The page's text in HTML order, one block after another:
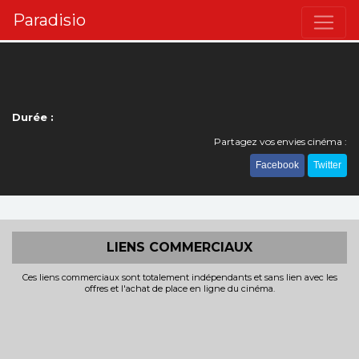
Paradisio
Durée :
Partagez vos envies cinéma :
Facebook Twitter
LIENS COMMERCIAUX
Ces liens commerciaux sont totalement indépendants et sans lien avec les
offres et l'achat de place en ligne du cinéma.